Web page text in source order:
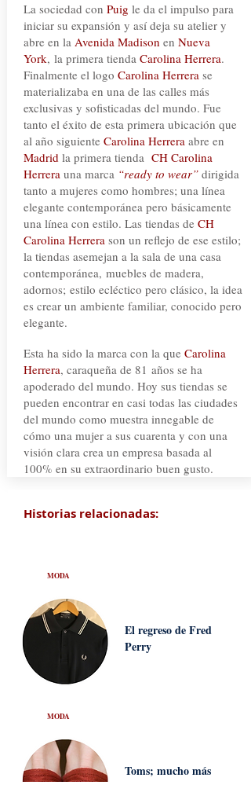
La sociedad con Puig le da el impulso para
iniciar su expansión y así deja su atelier y
abre en la Avenida Madison en Nueva
York, la primera tienda Carolina Herrera.
Finalmente el logo Carolina Herrerase
materializaba en una de las calles más
exclusivas y sofisticadas del mundo. Fue
tanto el éxito de esta primera ubicación que
al año siguiente Carolina Herreraabre en
Madridla primera tienda CH Carolina
Herrerauna marca “ready to wear”dirigida
tanto a mujeres como hombres; una línea
elegante contemporánea pero básicamente
una línea con estilo. Las tiendas de CH
Carolina Herrerason un reflejo de ese estilo;
la tiendas asemejan a la sala de una casa
contemporánea, muebles de madera,
adornos; estilo ecléctico pero clásico, la idea
es crear un ambiente familiar, conocido pero
elegante.
Esta ha sido la marca con la que Carolina
Herrera, caraqueña de 81 años se ha
apoderado del mundo. Hoy sus tiendas se
pueden encontrar en casi todas las ciudades
del mundo como muestra innegable de
cómo una mujer a sus cuarenta y con una
visión clara crea un empresa basada al
100% en su extraordinario buen gusto.
Historias relacionadas:
MODA
El regreso de Fred
Perry
MODA
Toms; mucho más